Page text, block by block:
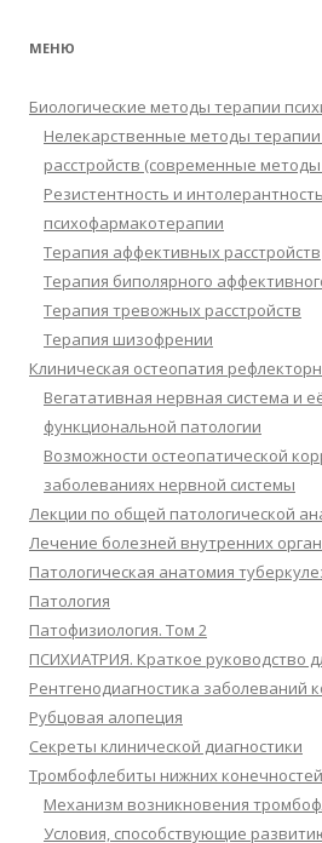
МЕНЮ
Биологические методы терапии
Нелекарственные методы терапии
расстройств (современные
Резистентность и
психофармакотерапии
Терапия аффективных расстройств
Терапия биполярного
Терапия тревожных расстройств
Терапия шизофрении
Клиническая остеопатия
Вегатативная нервная система и
функциональной патологии
Возможности остеопатической
заболеваниях нервной системы
Лекции по общей патологической
Лечение болезней внутренних
Патологическая анатомия
Патология
Патофизиология. Том 2
ПСИХИАТРИЯ. Краткое руководство
Рентгенодиагностика заболеваний
Рубцовая алопеция
Секреты клинической диагностики
Тромбофлебиты нижних
Механизм возникновения
Условия, способствующие